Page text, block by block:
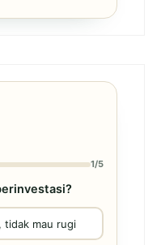
1/5
tidak mau rugi